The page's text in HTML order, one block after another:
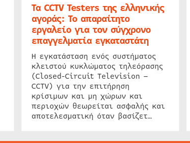
Τα CCTV Testers της ελληνικής
αγοράς: Το απαραίτητο
εργαλείο για τον σύγχρονο
επαγγελματία εγκαταστάτη
Η εγκατάσταση ενός συστήματος
κλειστού κυκλώματος τηλεόρασης
(Closed-Circuit Television –
CCTV) για την επιτήρηση
κρίσιμων και μη χώρων και
περιοχών θεωρείται ασφαλής και
αποτελεσματική όταν βασίζετ…